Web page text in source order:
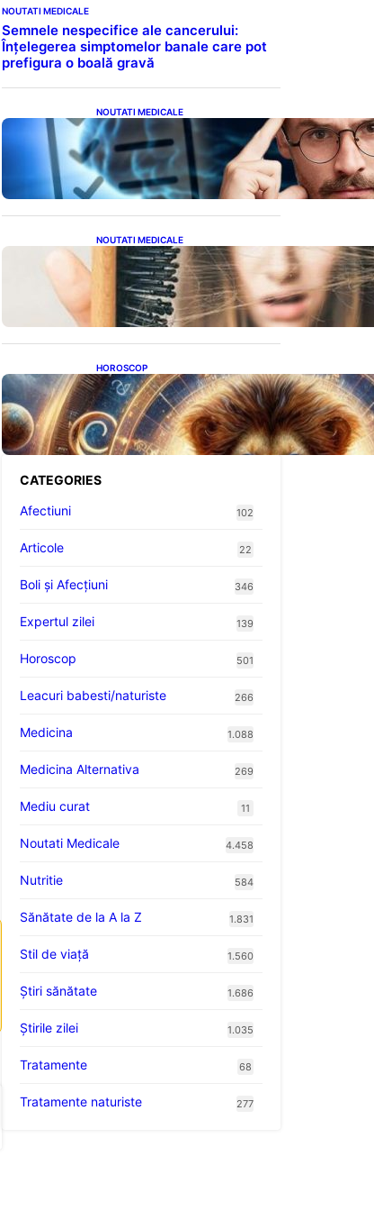
NOUTATI MEDICALE
Semnele nespecifice ale cancerului:
Înțelegerea simptomelor banale care pot
prefigura o boală gravă
NOUTATI MEDICALE
Inteligența dincolo de note:
Semnele unui IQ ridicat
care nu țin de școală
NOUTATI MEDICALE
Semnele unei deficiențe de
proteine: Impactul asupra
sănătății tale
HOROSCOP
Portalul Leului 8/8:
Oportunități de Abundență
pentru Cinci Zodii în 2026
CATEGORIES
Afectiuni
102
Articole 22
Boli și Afecțiuni 346
Expertul zilei 139
Horoscop 501
Leacuri babesti/naturiste 266
Medicina 1.088
Medicina Alternativa 269
Mediu curat 11
Noutati Medicale 4.458
Nutritie 584
Sănătate de la A la Z 1.831
Stil de viaţă 1.560
Ştiri sănătate 1.686
Știrile zilei 1.035
Tratamente 68
Tratamente naturiste 277